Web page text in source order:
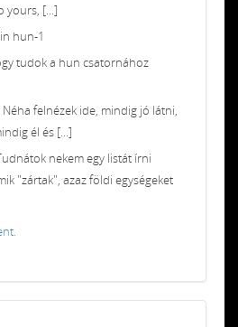
yours, [...]
hun-1
tudok a hun csatornához
Néha felnézek ide, mindig jó látni,
él és [...]
nekem egy listát írni
"zártak", azaz földi egységeket